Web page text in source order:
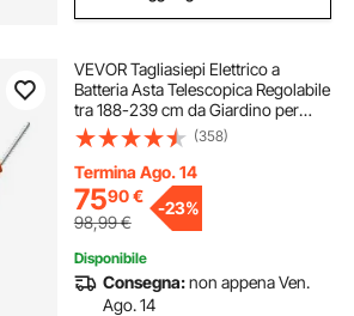
VEVOR Tagliasiepi Elettrico a
Batteria Asta Telescopica Regolabile
tra 188-239 cm da Giardino per
Siepi Cespugli Arbusti Potatura,
Tagliasiepi a Batteria 20V Lama in
Acciaio a Doppio Taglio 45,7 cm
(358)
Termina Ago. 14
7590€
98,99€
-23%
Disponibile
Consegna:non appena Ven.
Ago. 14